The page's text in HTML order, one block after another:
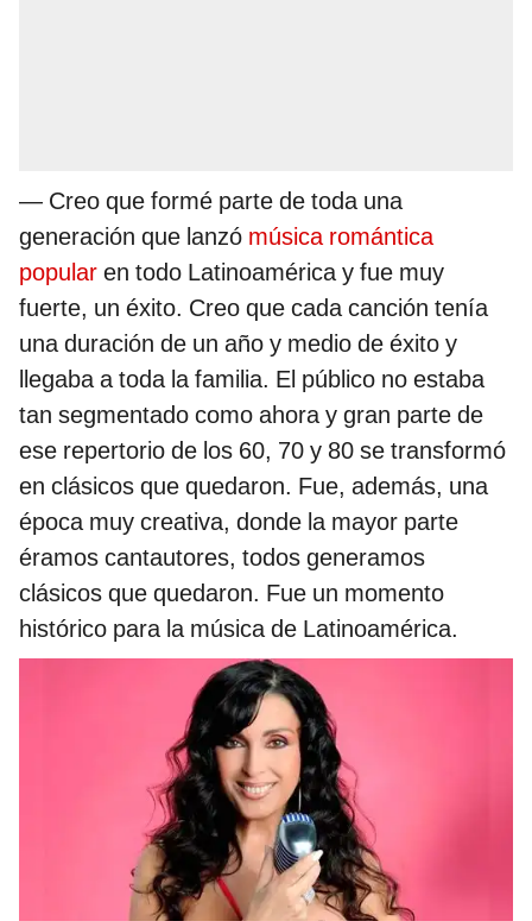
— Creo que formé parte de toda una
generación que lanzó música romántica
popular en todo Latinoamérica y fue muy
fuerte, un éxito. Creo que cada canción tenía
una duración de un año y medio de éxito y
llegaba a toda la familia. El público no estaba
tan segmentado como ahora y gran parte de
ese repertorio de los 60, 70 y 80 se transformó
en clásicos que quedaron. Fue, además, una
época muy creativa, donde la mayor parte
éramos cantautores, todos generamos
clásicos que quedaron. Fue un momento
histórico para la música de Latinoamérica.